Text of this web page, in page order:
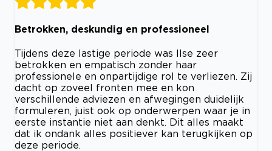
Betrokken, deskundig en professioneel
Tijdens deze lastige periode was Ilse zeer
betrokken en empatisch zonder haar
professionele en onpartijdige rol te verliezen. Zij
dacht op zoveel fronten mee en kon
verschillende adviezen en afwegingen duidelijk
formuleren, juist ook op onderwerpen waar je in
eerste instantie niet aan denkt. Dit alles maakt
dat ik ondank alles positiever kan terugkijken op
deze periode.